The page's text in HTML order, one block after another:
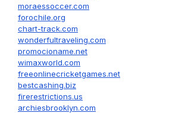
moraessoccer.com
forochile.org
chart-track.com
wonderfultraveling.com
promocioname.net
wimaxworld.com
freeonlinecricketgames.net
bestcashing.biz
firerestrictions.us
archiesbrooklyn.com